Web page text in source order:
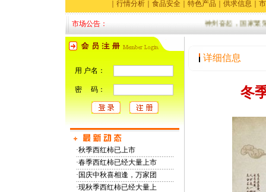
行情分析 食品安全 特色产品 供求信息
市场公告： 神州奋起，国家繁荣
用 户名：
密 码：
·秋季西红柿已上市
·春季西红柿已经大量上市
· 国庆中秋喜相逢，万家团
·现秋季西红柿已经大量上
详细信息
冬